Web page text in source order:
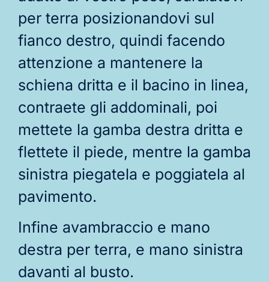
per terra posizionandovi sul
fianco destro, quindi facendo
attenzione a mantenere la
schiena dritta e il bacino in linea,
contraete gli addominali, poi
mettete la gamba destra dritta e
flettete il piede, mentre la gamba
sinistra piegatela e poggiatela al
pavimento.
Infine avambraccio e mano
destra per terra, e mano sinistra
davanti al busto.